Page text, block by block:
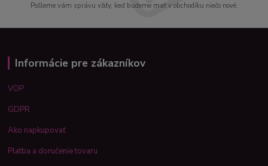
Pošleme vám správu vždy, keď budeme mať v obchodíku niečo nové.
Informácie pre zákazníkov
VOP
GDPR
Ako napkupovať
Platba a doručenie tovaru